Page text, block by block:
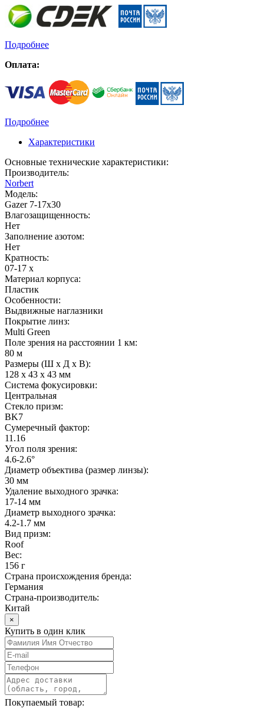
Подробнее
Оплата:
Подробнее
Характеристики
Основные технические характеристики:
Производитель:
Norbert
Модель:
Gazer 7-17x30
Влагозащищенность:
Нет
Заполнение азотом:
Нет
Кратность:
07-17 x
Материал корпуса:
Пластик
Особенности:
Выдвижные наглазники
Покрытие линз:
Multi Green
Поле зрения на расстоянии 1 км:
80 м
Размеры (Ш x Д x В):
128 х 43 х 43 мм
Система фокусировки:
Центральная
Стекло призм:
BK7
Сумеречный фактор:
11.16
Угол поля зрения:
4.6-2.6°
Диаметр объектива (размер линзы):
30 мм
Удаление выходного зрачка:
17-14 мм
Диаметр выходного зрачка:
4.2-1.7 мм
Вид призм:
Roof
Вес:
156 г
Страна происхождения бренда:
Германия
Страна-производитель:
Китай
×
Купить в один клик
Покупаемый товар: